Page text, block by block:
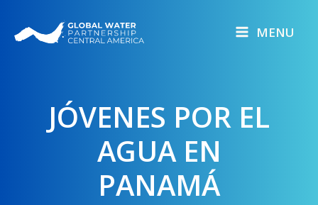
MENU
JÓVENES POR EL
AGUA EN
PANAMÁ